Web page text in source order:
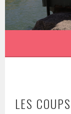
LES